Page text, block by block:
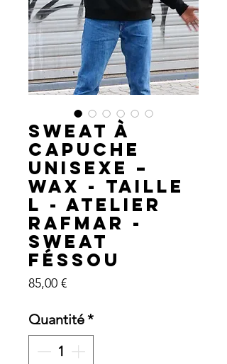
Sweat à
Capuche
Unisexe –
Wax - Taille
L - Atelier
RafMar -
Sweat
Féssou
85,00 €Prix
Quantité*